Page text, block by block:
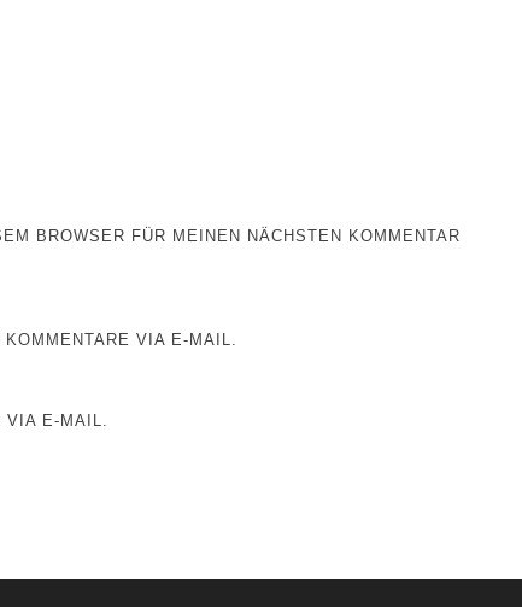
BROWSER FÜR MEINEN NÄCHSTEN KOMMENTAR
VIA E-MAIL.
E-MAIL.